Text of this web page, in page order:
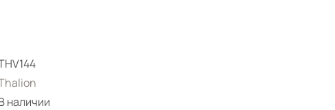
наличии